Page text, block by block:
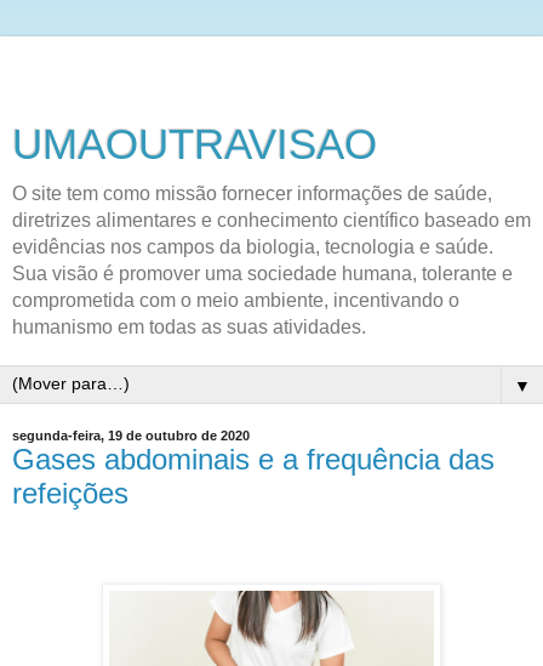
UMAOUTRAVISAO
O site tem como missão fornecer informações de saúde,
diretrizes alimentares e conhecimento científico baseado em
evidências nos campos da biologia, tecnologia e saúde.
Sua visão é promover uma sociedade humana, tolerante e
comprometida com o meio ambiente, incentivando o
humanismo em todas as suas atividades.
▼
segunda-feira, 19 de outubro de 2020
Gases abdominais e a frequência das
refeições